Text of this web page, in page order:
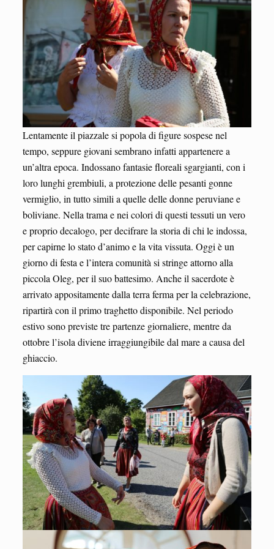
Lentamente il piazzale si popola di figure sospese nel
tempo, seppure giovani sembrano infatti appartenere a
un’altra epoca. Indossano fantasie floreali sgargianti, con i
loro lunghi grembiuli, a protezione delle pesanti gonne
vermiglio, in tutto simili a quelle delle donne peruviane e
boliviane. Nella trama e nei colori di questi tessuti un vero
e proprio decalogo, per decifrare la storia di chi le indossa,
per capirne lo stato d’animo e la vita vissuta. Oggi è un
giorno di festa e l’intera comunità si stringe attorno alla
piccola Oleg, per il suo battesimo. Anche il sacerdote è
arrivato appositamente dalla terra ferma per la celebrazione,
ripartirà con il primo traghetto disponibile. Nel periodo
estivo sono previste tre partenze giornaliere, mentre da
ottobre l’isola diviene irraggiungibile dal mare a causa del
ghiaccio.